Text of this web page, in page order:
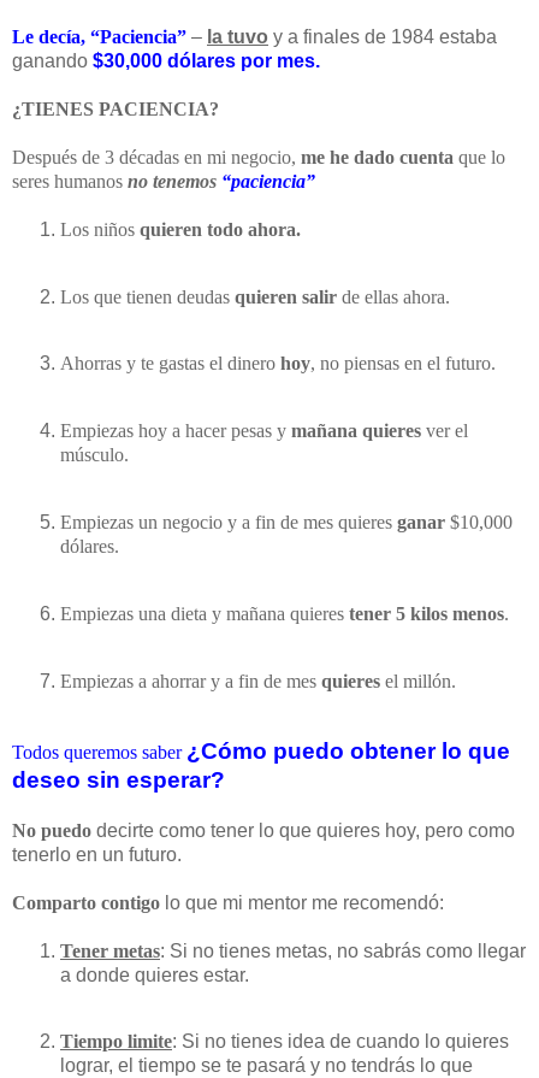
Le decía, “Paciencia” – la tuvo y a finales de 1984 estaba
ganando $30,000 dólares por mes.
¿TIENES PACIENCIA?
Después de 3 décadas en mi negocio, me he dado cuenta que lo
seres humanos no tenemos “paciencia”
Los niños quieren todo ahora.
Los que tienen deudas quieren salir de ellas ahora.
Ahorras y te gastas el dinero hoy, no piensas en el futuro.
Empiezas hoy a hacer pesas y mañana quieres ver el
músculo.
Empiezas un negocio y a fin de mes quieres ganar $10,000
dólares.
Empiezas una dieta y mañana quieres tener 5 kilos menos.
Empiezas a ahorrar y a fin de mes quieres el millón.
Todos queremos saber ¿Cómo puedo obtener lo que
deseo sin esperar?
No puedo decirte como tener lo que quieres hoy, pero como
tenerlo en un futuro.
Comparto contigo lo que mi mentor me recomendó:
Tener metas: Si no tienes metas, no sabrás como llegar
a donde quieres estar.
Tiempo limite: Si no tienes idea de cuando lo quieres
lograr, el tiempo se te pasará y no tendrás lo que